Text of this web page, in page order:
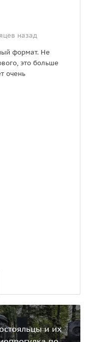
назад
формат. Не
это больше
очень
и их